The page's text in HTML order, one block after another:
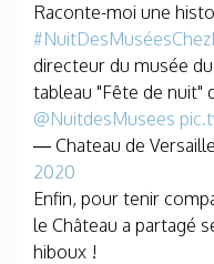
Raconte-moi une
directeur du musée du
tableau "Fête de nuit"
@NuitdesMusees
— Chateau de
2020
Enfin, pour tenir
le Château a partagé
hiboux !